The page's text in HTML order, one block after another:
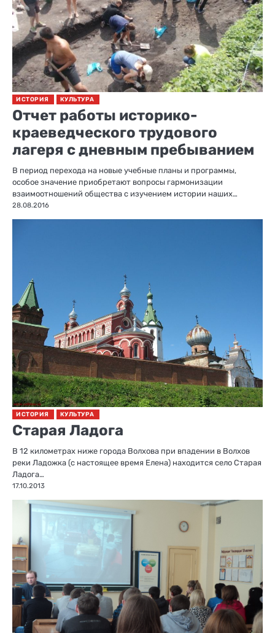
ИСТОРИЯ КУЛЬТУРА
Отчет работы историко-
краеведческого трудового
лагеря с дневным пребыванием
В период перехода на новые учебные планы и программы,
особое значение приобретают вопросы гармонизации
взаимоотношений общества с изучением истории наших…
28.08.2016
ИСТОРИЯ КУЛЬТУРА
Старая Ладога
В 12 километрах ниже города Волхова при впадении в Волхов
реки Ладожка (с настоящее время Елена) находится село Старая
Ладога…
17.10.2013